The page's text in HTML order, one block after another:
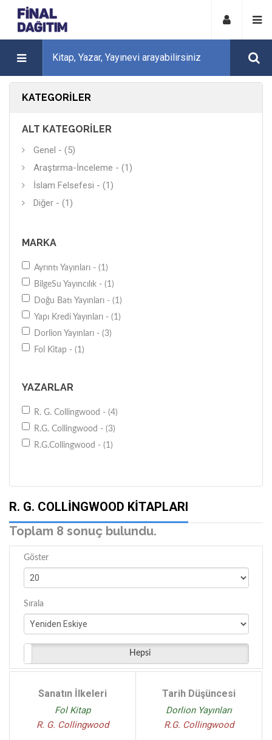
KATEGORILER
ALT KATEGORILER
Genel - (5)
Araştırma-İnceleme - (1)
İslam Felsefesi - (1)
Diğer - (1)
MARKA
Ayrıntı Yayınları - (1)
BilgeSu Yayıncılık - (1)
Doğu Batı Yayınları - (1)
Yapı Kredi Yayınları - (1)
Dorlion Yayınları - (3)
Fol Kitap - (1)
YAZARLAR
R. G. Collingwood - (4)
R.G. Collingwood - (3)
R.G.Collingwood - (1)
R. G. COLLINGWOOD KITAPLARI
Toplam 8 sonuç bulundu.
Göster
Sırala
Hepsi
Sanatın İlkeleri
Fol Kitap
R. G. Collingwood
Tarih Düşüncesi
Dorlion Yayınları
R.G. Collingwood